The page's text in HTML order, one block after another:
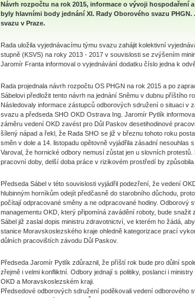
Návrh rozpočtu na rok 2015, informace o vývoji hospodaření
byly hlavními body jednání XI. Rady Oborového svazu
svazu v Praze.
Rada uložila vyjednávacímu týmu svazu zahájit kolektivní
stupně (KSVS) na roky 2013 - 2017 v souvislosti se zvýšením
Jaromír Franta informoval o vyjednávání dodatku číslo jedna k
Rada projednala návrh rozpočtu OS PHGN na rok 2015 a po
Sábelovi předložit tento návrh na jednání Sněmu v dubnu příštího
Následovaly informace zástupců odborových sdružení o situaci v
svazu a předseda SHO OKD Ostrava Ing. Jaromír Pytlík
záměru vedení OKD zavést pro Důl Paskov desetihodinové
šílený nápad a řekl, že Rada SHO se již v březnu tohoto roku
směn v dole a 14. listopadu opětovně vyjádřila zásadní nesouhlas
Varoval, že hornické odbory nemusí zůstat jen u slovních
pracovní doby, delší doba práce v rizikovém prostředí by
Předseda Sábel v této souvislosti vyjádřil podezření, že vedení
hlubinným horníkům odejít předčasně do starobního důchodu,
počítají odpracované směny a ne odpracované hodiny. Odborový
managementu OKD, který připomíná zavádění roboty, bude snažit
Sábel již zaslal dopis ministru zdravotnictví, ve kterém ho žádá,
stanice Moravskoslezského kraje ohledně kategorizace prací
důlních pracovištích závodu Důl Paskov.
Předseda Jaromír Pytlík zdůraznil, že příští rok bude pro důlní
zřejmě i velmi konfliktní. Odbory jednají s politiky, poslanci i
OKD a Moravskoslezském kraji.
Předsedové odborových sdružení poděkovali vedení odborového